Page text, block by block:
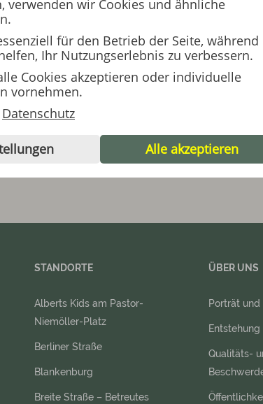
STANDORTE
Alberts Kids am Pastor-
Niemöller-Platz
Berliner Straße
Blankenburg
Breite Straße – Betreutes
ÜBER UNS
Porträt
Qualitäts-
verwenden wir Cookies und ähnliche
für den Betrieb der Seite, während
Ihr Nutzungserlebnis zu verbessern.
Cookies akzeptieren oder individuelle
vornehmen.
Datenschutz
Alle akzeptieren